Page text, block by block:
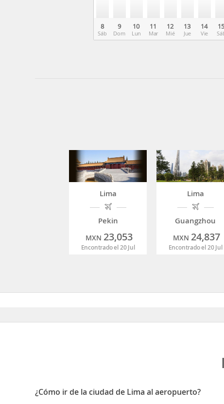
8
Sáb
9
Dom
10
Lun
11
Mar
12
Mié
13
Jue
14
Vie
Lima
Pekin
MXN 23,053
Encontrado el 20 Jul
Lima
Guangzhou
MXN 24,837
Encontrado el 20 Jul
¿Cómo ir de la ciudad de Lima al aeropuerto?